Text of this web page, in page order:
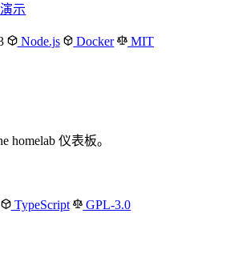
演示
Node.js Docker MIT
homelab 仪表板。
TypeScript GPL-3.0